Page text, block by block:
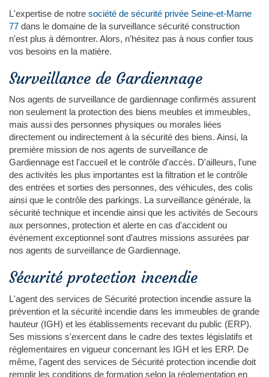
L'expertise de notre société de sécurité privée Seine-et-Marne
77 dans le domaine de la surveillance sécurité construction
n'est plus à démontrer. Alors, n'hésitez pas à nous confier tous
vos besoins en la matière.
Surveillance de Gardiennage
Nos agents de surveillance de gardiennage confirmés assurent
non seulement la protection des biens meubles et immeubles,
mais aussi des personnes physiques ou morales liées
directement ou indirectement à la sécurité des biens. Ainsi, la
première mission de nos agents de surveillance de
Gardiennage est l'accueil et le contrôle d'accès. D'ailleurs, l'une
des activités les plus importantes est la filtration et le contrôle
des entrées et sorties des personnes, des véhicules, des colis
ainsi que le contrôle des parkings. La surveillance générale, la
sécurité technique et incendie ainsi que les activités de Secours
aux personnes, protection et alerte en cas d'accident ou
événement exceptionnel sont d'autres missions assurées par
nos agents de surveillance de Gardiennage.
Sécurité protection incendie
L'agent des services de Sécurité protection incendie assure la
prévention et la sécurité incendie dans les immeubles de grande
hauteur (IGH) et les établissements recevant du public (ERP).
Ses missions s'exercent dans le cadre des textes législatifs et
réglementaires en vigueur concernant les IGH et les ERP. De
même, l'agent des services de Sécurité protection incendie doit
remplir les conditions de formation selon la réglementation en